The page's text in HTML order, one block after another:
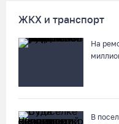
Слетели в кювет: под
04.08.26 / 16:26
04.08.26 / 15:55
ЖКХ и транспорт
На
В